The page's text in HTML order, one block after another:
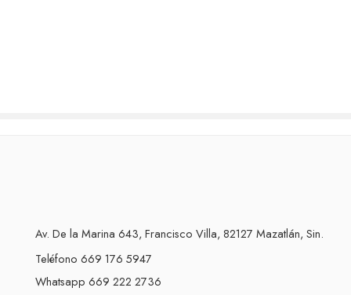
Av. De la Marina 643, Francisco Villa, 82127 Mazatlán, Sin.
Teléfono 669 176 5947
Whatsapp 669 222 2736